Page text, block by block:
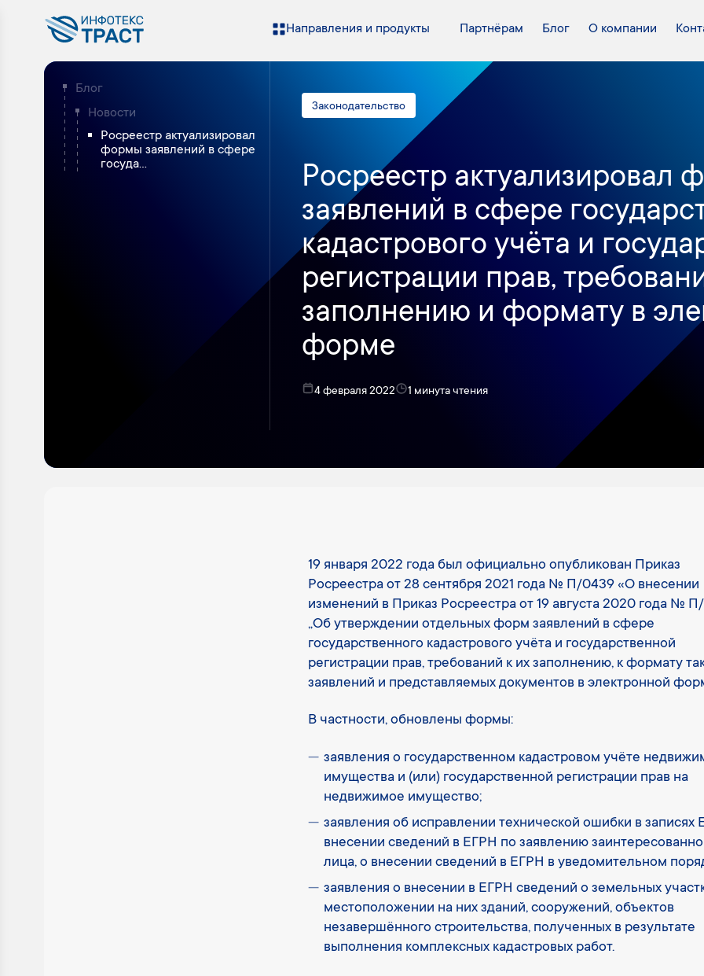
Направления и продукты Партнёрам Блог О компании
Блог
Новости
Росреестр актуализировал
формы заявлений в сфере
госуда...
Законодательство
Росреестр актуализировал
заявлений в сфере
кадастрового учёта и
регистрации прав,
заполнению и формату в
форме
4 февраля 2022 1 минута чтения
19 января 2022 года был официально опубликован Приказ
Росреестра от 28 сентября 2021 года № П/0439 «О внесении
изменений в Приказ Росреестра от 19 августа 2020 года №
„Об утверждении отдельных форм заявлений в сфере
государственного кадастрового учёта и государственной
регистрации прав, требований к их заполнению, к формату
заявлений и представляемых документов в электронной
В частности, обновлены формы:
заявления о государственном кадастровом учёте
имущества и (или) государственной регистрации прав на
недвижимое имущество;
заявления об исправлении технической ошибки в записях
внесении сведений в ЕГРН по заявлению
лица, о внесении сведений в ЕГРН в уведомительном
заявления о внесении в ЕГРН сведений о земельных
местоположении на них зданий, сооружений, объектов
незавершённого строительства, полученных в результате
выполнения комплексных кадастровых работ.